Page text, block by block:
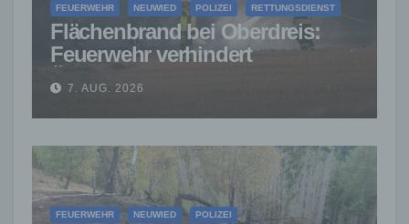
FEUERWEHR NEUWIED POLIZEI RETTUNGSDIENST
Flächenbrand bei Oberdreis:
Feuerwehr verhindert
Übergreifen auf Waldgebiet
7. AUG. 2026
FEUERWEHR NEUWIED POLIZEI